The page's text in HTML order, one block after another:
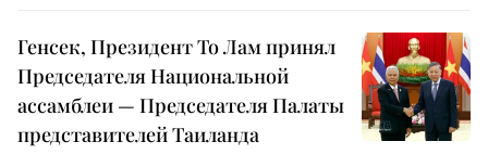
Генсек, Президент То Лам принял
Председателя Национальной
ассамблеи — Председателя Палаты
представителей Таиланда